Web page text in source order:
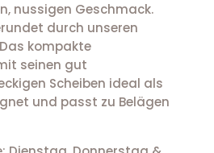
nussigen Geschmack.
durch unseren
kompakte
seinen gut
Scheiben ideal als
und passt zu Belägen